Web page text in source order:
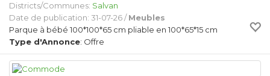
Districts/Communes: Salvan
Date de publication: 31-07-26 /Meubles
Parque à bébé 100*100*65 cm pliable en 100*65*15 cm
Type d'Annonce: Offre